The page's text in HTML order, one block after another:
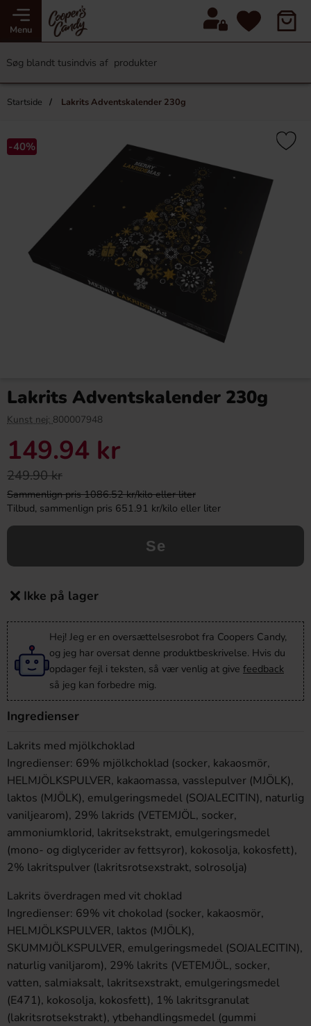
Menu
Startside Lakrits Adventskalender 230g
-40%
Lakrits Adventskalender 230g
Kunst nej: 800007948
149.94 kr
249.90 kr
Sammenlign pris 1086.52 kr/kilo eller liter
Tilbud, sammenlign pris 651.91 kr/kilo eller liter
Se
Ikke på lager
Hej! Jeg er en oversættelsesrobot fra Coopers Candy,
og jeg har oversat denne produktbeskrivelse. Hvis du
opdager fejl i teksten, så vær venlig at give feedback
så jeg kan forbedre mig.
Ingredienser
Lakrits med mjölkchoklad
Ingredienser: 69% mjölkchoklad (socker, kakaosmör,
HELMJÖLKSPULVER, kakaomassa, vasslepulver (MJÖLK),
laktos (MJÖLK), emulgeringsmedel (SOJALECITIN), naturlig
vaniljearom), 29% lakrids (VETEMJÖL, socker,
ammoniumklorid, lakritsekstrakt, emulgeringsmedel
(mono- og diglycerider av fettsyror), kokosolja, kokosfett),
2% lakritspulver (lakritsrotsexstrakt, solrosolja)
Lakrits överdragen med vit choklad
Ingredienser: 69% vit chokolad (socker, kakaosmör,
HELMJÖLKSPULVER, laktos (MJÖLK),
SKUMMJÖLKSPULVER, emulgeringsmedel (SOJALECITIN),
naturlig vaniljarom), 29% lakrits (VETEMJÖL, socker,
vatten, salmiaksalt, lakritsexstrakt, emulgeringsmedel
(E471), kokosolja, kokosfett), 1% lakritsgranulat
(lakritsrotsekstrakt), ytbehandlingsmedel (gummi